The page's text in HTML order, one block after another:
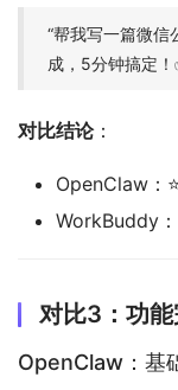
“帮我写一篇微
成，5分钟搞定！
对比结论：
OpenClaw：
WorkBuddy：
对比3：功
OpenClaw：基